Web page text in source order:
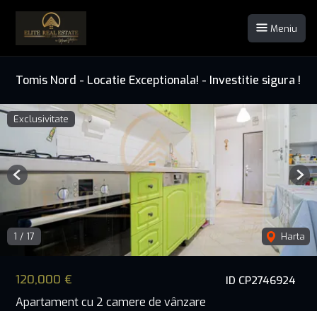
Meniu
Tomis Nord - Locatie Exceptionala! - Investitie sigura !
ID CP2746924
120,000 €
Apartament cu 2 camere de vânzare
Exclusivitate
1 / 17 Harta
Previous